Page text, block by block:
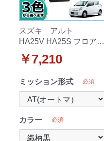
スズキ アルト
HA25V HA25S フロアマ
ツダ キャロル
￥7,210
ミッション形式 必須
カラー 必須